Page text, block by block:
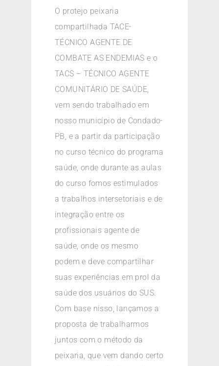
O protejo peixaria
compartilhada TACE-
TÉCNICO AGENTE DE
COMBATE AS ENDEMIAS e o
TACS – TÉCNICO AGENTE
COMUNITÁRIO DE SAÚDE,
vem sendo trabalhado em
nosso município de Condado-
PB, e a partir da participação
no curso técnico do programa
saúde, onde durante as aulas
do curso fomos estimulados
a trabalhos intersetoriais e de
integração entre os
profissionais agente de
saúde, onde os mesmo
podem e deve compartilhar
suas experiências em prol da
saúde dos usuários do SUS.
Com base nisso, lançamos a
proposta de trabalharmos
juntos com o método da
peixaria, que vem dando certo